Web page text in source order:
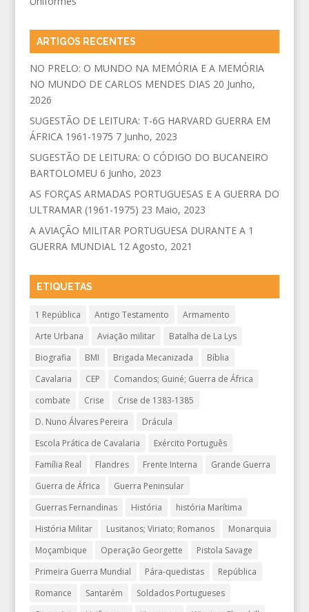
ARTIGOS RECENTES
NO PRELO: O MUNDO NA MEMÓRIA E A MEMÓRIA
NO MUNDO DE CARLOS MENDES DIAS 20 Junho,
2026
SUGESTÃO DE LEITURA: T-6G HARVARD GUERRA EM
ÁFRICA 1961-1975 7 Junho, 2023
SUGESTÃO DE LEITURA: O CÓDIGO DO BUCANEIRO
BARTOLOMEU 6 Junho, 2023
AS FORÇAS ARMADAS PORTUGUESAS E A GUERRA DO
ULTRAMAR (1961-1975) 23 Maio, 2023
A AVIAÇÃO MILITAR PORTUGUESA DURANTE A 1
GUERRA MUNDIAL 12 Agosto, 2021
ETIQUETAS
1 República Antigo Testamento
Armamento
Arte Urbana
Aviação militar
Batalha de La Lys
Biografia
BMI Brigada Mecanizada
Bíblia
Cavalaria
CEP
Comandos; Guiné; Guerra de África
combate
Crise
Crise de 1383-1385
D. Nuno Álvares Pereira
Drácula
Escola Prática de Cavalaria
Exército Português
Família Real
Flandres Frente Interna
Grande Guerra
Guerra de África
Guerra Peninsular
Guerras Fernandinas
História
história Marítima
História Militar
Lusitanos; Viriato; Romanos
Monarquia
Moçambique
Operação Georgette
Pistola Savage
Primeira Guerra Mundial
Pára-quedistas
República
Romance
Santarém
Soldados Portugueses